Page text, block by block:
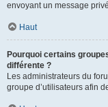
envoyant un message
Haut
Pourquoi certains
différente ?
Les administrateurs du
groupe d’utilisateurs afin